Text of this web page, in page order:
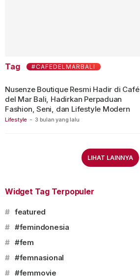
Tag #CAFEDELMARBALI
Lifestyle - 3 bulan yang lalu
Nusenze Boutique Resmi Hadir di Café
del Mar Bali, Hadirkan Perpaduan
Fashion, Seni, dan Lifestyle Modern
LIHAT LAINNYA
Widget Tag Terpopuler
# featured
# #femindonesia
# #fem
# #femnasional
# #femmovie